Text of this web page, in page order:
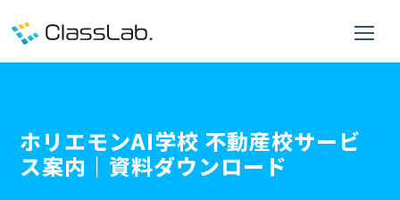
ホリエモンAI学校 不動産校サービ
ス案内｜資料ダウンロード